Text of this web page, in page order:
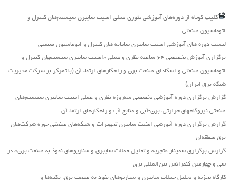
کلیپ کوتاه از دوره‌های آموزشی تئوری-عملی امنیت سایبری سیستم‌های کنترل و
اتوماسیون صنعتی
لیست دوره های آموزشی امنیت سایبری سامانه های کنترل و اتوماسیون صنعتی
برگزاری آموزش تخصصی ۶۴ ساعته نظری و عملی «امنیت سایبری سیستمهای کنترل و
اتوماسیون صنعتی و اسکادای صنعت برق و راهکارهای ارتقاء آن (با تمرکز بر شرکت مدیریت
شبکه برق ایران)
گزارش برگزاری دوره آموزشی تخصصی سه‌روزه نظری و عملی امنیت سایبری سیستم‌های
صنعتی نیروگاه‏های حرارتی، برق‏-آبی و منابع آب و راهکارهای ارتقاء آن
گزارش برگزاری دوره آموزشی امنیت سایبری تجهیزات و شبکه‌های صنعتی حوزه شرکت‌های
برق منطقه‌ای
گزارش برگزاری سمینار «تجزیه ‌و تحلیل حملات سایبری و سناریو‌های نفوذ به صنعت برق» در
سی و چهارمین کنفرانس بین‌المللی برق
کارگاه تجزیه و تحلیل حملات سایبری و سناریوهای نفوذ به صنعت برق: نکته‌ها و